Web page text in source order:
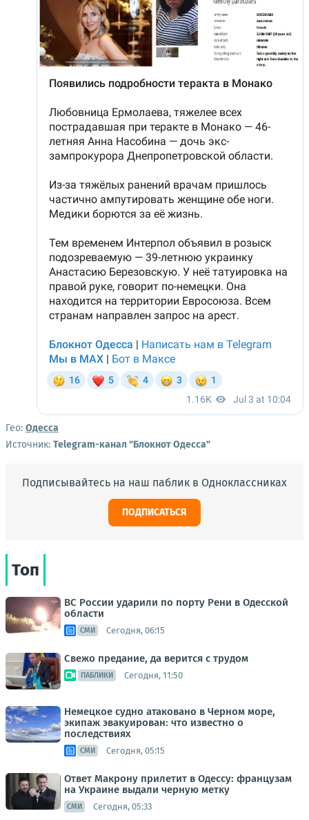
Гео: Одесса
Источник: Telegram-канал "Блокнот Одесса"
Подписывайтесь на наш паблик в Одноклассниках
ПОДПИСАТЬСЯ
Топ
ВС России ударили по порту Рени в Одесской
области
СМИ Сегодня, 06:15
Свежо предание, да верится с трудом
ПАБЛИКИ Сегодня, 11:50
Немецкое судно атаковано в Черном море,
экипаж эвакуирован: что известно о
последствиях
СМИ Сегодня, 05:15
Ответ Макрону прилетит в Одессу: французам
на Украине выдали черную метку
СМИ Сегодня, 05:33